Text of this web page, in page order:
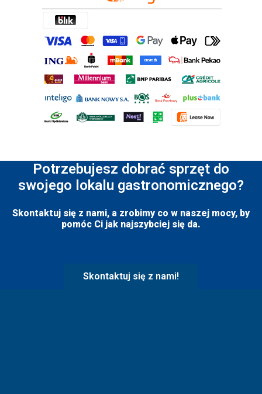
Potrzebujesz dobrać sprzęt do
swojego lokalu gastronomicznego?
Skontaktuj się z nami, a zrobimy co w naszej mocy, by
pomóc Ci jak najszybciej się da.
Skontaktuj się z nami!